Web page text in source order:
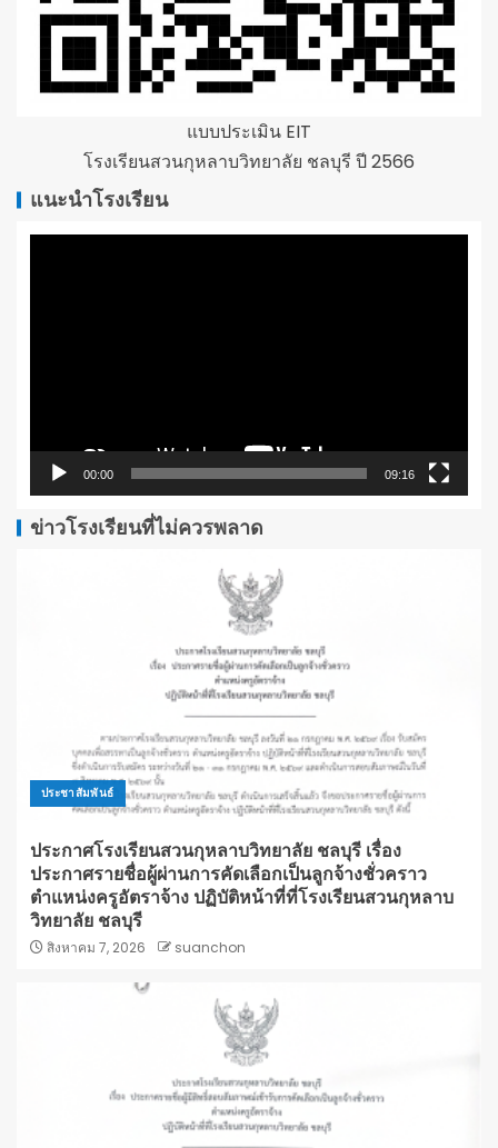
แบบประเมิน EIT
โรงเรียนสวนกุหลาบวิทยาลัย ชลบุรี ปี 2566
แนะนำโรงเรียน
00:00 09:16
ข่าวโรงเรียนที่ไม่ควรพลาด
ประชาสัมพันธ์
ประกาศโรงเรียนสวนกุหลาบวิทยาลัย ชลบุรี เรื่อง
ประกาศรายชื่อผู้ผ่านการคัดเลือกเป็นลูกจ้างชั่วคราว
ตำแหน่งครูอัตราจ้าง ปฏิบัติหน้าที่ที่โรงเรียนสวนกุหลาบ
วิทยาลัย ชลบุรี
สิงหาคม 7, 2026 suanchon